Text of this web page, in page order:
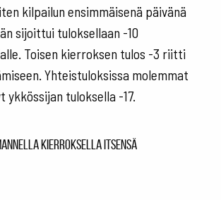
kilpailun ensimmäisenä päivänä
sijoittui tuloksellaan -10
Toisen kierroksen tulos -3 riitti
Yhteistuloksissa molemmat
ykkössijan tuloksella -17.
kierroksella itsensä